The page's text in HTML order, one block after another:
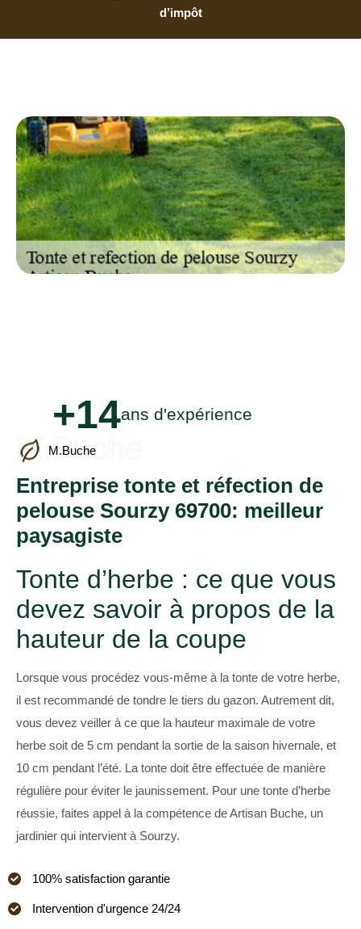
d’impôt
+14ans d'expérience
M.Buche
M.Buche
Entreprise tonte et réfection de
pelouse Sourzy 69700: meilleur
paysagiste
Tonte d’herbe : ce que vous
devez savoir à propos de la
hauteur de la coupe
Lorsque vous procédez vous-même à la tonte de votre herbe,
il est recommandé de tondre le tiers du gazon. Autrement dit,
vous devez veiller à ce que la hauteur maximale de votre
herbe soit de 5 cm pendant la sortie de la saison hivernale, et
10 cm pendant l’été. La tonte doit être effectuée de manière
régulière pour éviter le jaunissement. Pour une tonte d’herbe
réussie, faites appel à la compétence de Artisan Buche, un
jardinier qui intervient à Sourzy.
100% satisfaction garantie
Intervention d'urgence 24/24